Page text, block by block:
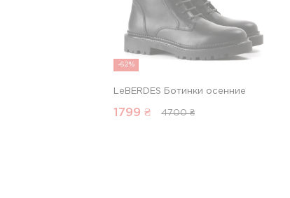
-62%
LeBERDES Ботинки осенние
1799 ₴ 4700 ₴